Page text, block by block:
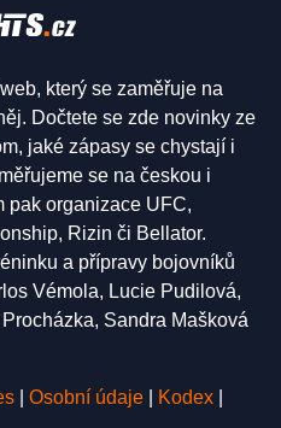
který se zaměřuje na
Dočtete se zde novinky ze
jaké zápasy se chystají i
se na českou i
pak organizace UFC,
Rizin či Bellator.
a přípravy bojovníků
Vémola, Lucie Pudilová,
Sandra Mašková
Osobní údaje Kodex